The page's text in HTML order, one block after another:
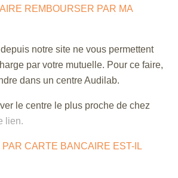
REMBOURSER PAR MA
notre site ne vous permettent
par votre mutuelle. Pour ce faire,
dans un centre Audilab.
le centre le plus proche de chez
lien.
CARTE BANCAIRE EST-IL